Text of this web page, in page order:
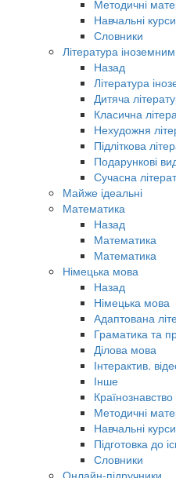
Методичні
Навчальні курси
Словники
Література
Назад
Література
Дитяча
Класична
Нехудожня
Підліткова
Подарункові
Сучасна
Майже ідеальні
Математика
Назад
Математика
Математика
Німецька мова
Назад
Німецька мова
Адаптована
Граматика та
Ділова мова
Інтерактив.
Інше
Країнознавство
Методичні
Навчальні курси
Підготовка до
Словники
Онлайн-підручники